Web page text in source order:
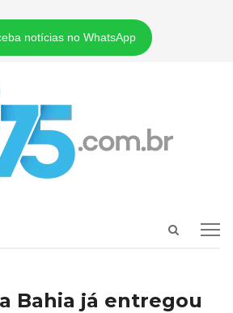
notícias no WhatsApp
Open
Bahia já entregou